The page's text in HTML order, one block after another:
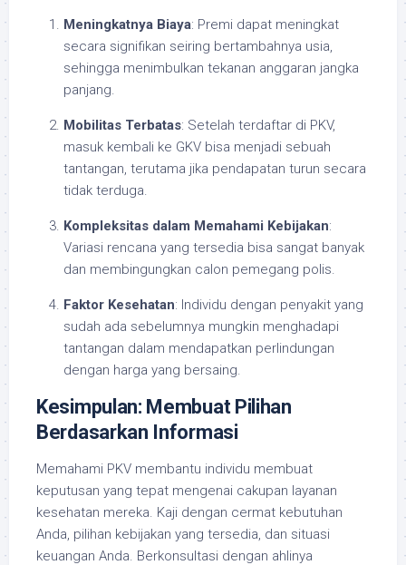
Meningkatnya Biaya: Premi dapat meningkat
secara signifikan seiring bertambahnya usia,
sehingga menimbulkan tekanan anggaran jangka
panjang.
Mobilitas Terbatas: Setelah terdaftar di PKV,
masuk kembali ke GKV bisa menjadi sebuah
tantangan, terutama jika pendapatan turun secara
tidak terduga.
Kompleksitas dalam Memahami Kebijakan:
Variasi rencana yang tersedia bisa sangat banyak
dan membingungkan calon pemegang polis.
Faktor Kesehatan: Individu dengan penyakit yang
sudah ada sebelumnya mungkin menghadapi
tantangan dalam mendapatkan perlindungan
dengan harga yang bersaing.
Kesimpulan: Membuat Pilihan
Berdasarkan Informasi
Memahami PKV membantu individu membuat
keputusan yang tepat mengenai cakupan layanan
kesehatan mereka. Kaji dengan cermat kebutuhan
Anda, pilihan kebijakan yang tersedia, dan situasi
keuangan Anda. Berkonsultasi dengan ahlinya